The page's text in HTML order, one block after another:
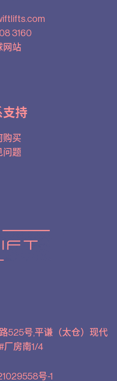
3160
网站
支持
购买
问题
525号,平谦（太仓）现代
厂房南1/4
号-1